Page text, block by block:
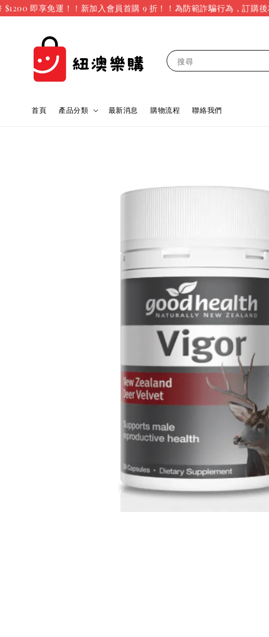
即享免運！！新加入會員首購 9 折！！ 為防範詐騙行為，訂購後
搜尋
首頁 產品分類 最新消息 購物流程 聯絡我們